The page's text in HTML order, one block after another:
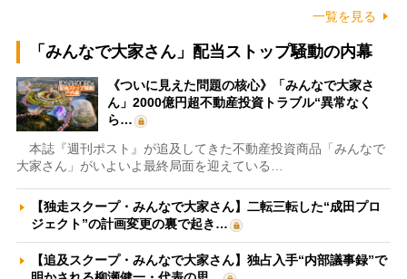
一覧を見る
「みんなで大家さん」配当ストップ騒動の内幕
《ついに見えた問題の核心》「みんなで大家さ
ん」2000億円超不動産投資トラブル“異常なく
ら…
本誌『週刊ポスト』が追及してきた不動産投資商品「みんなで
大家さん」がいよいよ最終局面を迎えている…
【独走スクープ・みんなで大家さん】二転三転した“成田プロ
ジェクト”の計画変更の裏で起き…
【追及スクープ・みんなで大家さん】独占入手“内部議事録”で